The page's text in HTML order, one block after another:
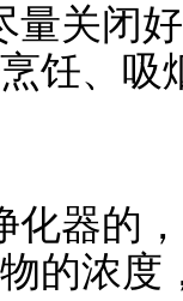
量关闭
饪、吸
化器的
的浓度